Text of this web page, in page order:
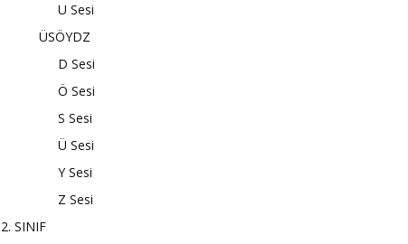
U Sesi
ÜSÖYDZ
D Sesi
Ö Sesi
S Sesi
Ü Sesi
Y Sesi
Z Sesi
2. SINIF